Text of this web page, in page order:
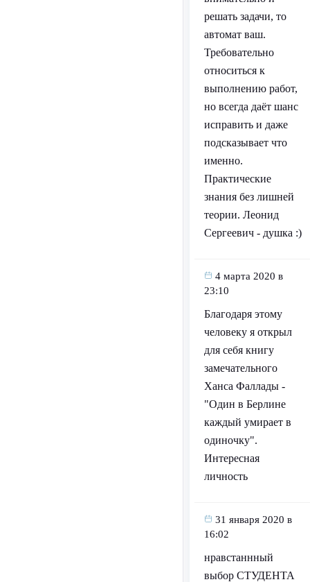
решать задачи, то
автомат ваш.
Требовательно
относиться к
выполнению работ,
но всегда даёт шанс
исправить и даже
подсказывает что
именно.
Практические
знания без лишней
теории. Леонид
Сергеевич - душка :)
4 марта 2020 в
23:10
Благодаря этому
человеку я открыл
для себя книгу
замечательного
Ханса Фаллады -
"Один в Берлине
каждый умирает в
одиночку".
Интересная
личность
31 января 2020 в
16:02
нравстаннный
выбор СТУДЕНТА